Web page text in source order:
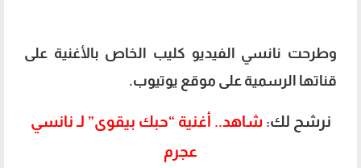
وطرحت نانسي الفيديو كليب الخاص بالأغنية على
قناتها الرسمية على موقع يوتيوب.
نرشح لك:شاهد.. أغنية “حبك بيقوى” لـ نانسي
عجرم